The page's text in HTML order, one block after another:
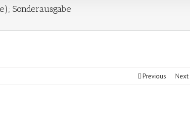
Sonderausgabe
Previous Next